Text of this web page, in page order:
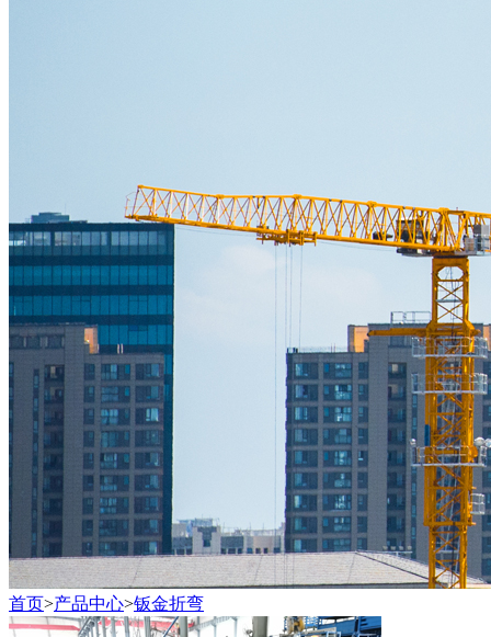
首页>产品中心>钣金折弯